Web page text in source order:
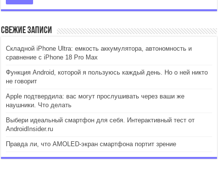
Свежие записи
Складной iPhone Ultra: емкость аккумулятора, автономность и
сравнение с iPhone 18 Pro Max
Функция Android, которой я пользуюсь каждый день. Но о ней никто
не говорит
Apple подтвердила: вас могут прослушивать через ваши же
наушники. Что делать
Выбери идеальный смартфон для себя. Интерактивный тест от
AndroidInsider.ru
Правда ли, что AMOLED-экран смартфона портит зрение